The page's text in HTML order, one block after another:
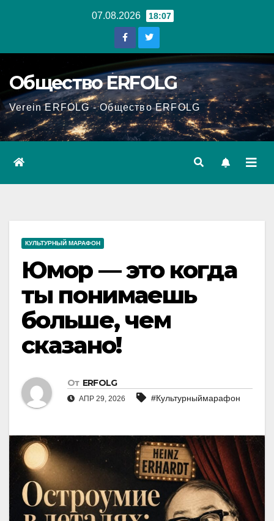
07.08.2026 18:07
Общество ERFOLG
Verein ERFOLG - Общество ERFOLG
КУЛЬТУРНЫЙ МАРАФОН
Юмор — это когда
ты понимаешь
больше, чем
сказано!
От ERFOLG
АПР 29, 2026 #Культурныймарафон